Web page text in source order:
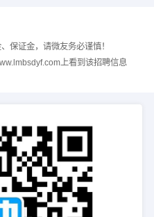
保证金，请微友务必谨慎！
上看到该招聘信息